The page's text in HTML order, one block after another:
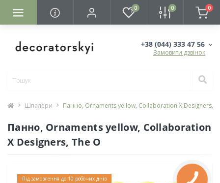
0 0 0
+38 (044) 333 47 56
Замовити дзвінок
Шпалери Панно, Ornaments yellow, Collaboration X Designers,
Панно, Ornaments yellow, Collaboration
X Designers, The O
Під замовлення до 10 робочих днів